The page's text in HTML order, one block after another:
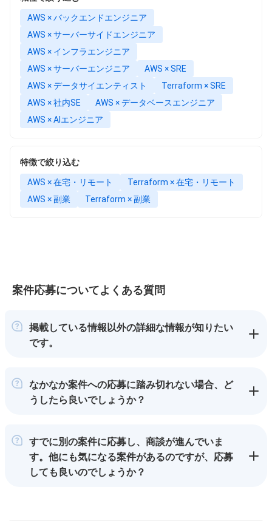
AWS × バックエンドエンジニア
AWS × サーバーサイドエンジニア
AWS × インフラエンジニア
AWS × サーバーエンジニア
AWS × SRE
AWS × データサイエンティスト
Terraform × SRE
AWS × 社内SE
AWS × データベースエンジニア
AWS × AIエンジニア
特徴で絞り込む
AWS × 在宅・リモート
Terraform × 在宅・リモート
AWS × 副業
Terraform × 副業
案件応募についてよくある質問
掲載している情報以外の詳細な情報が知りたい
です。
なかなか案件への応募に踏み切れない場合、ど
うしたら良いでしょうか？
すでに別の案件に応募し、商談が進んでいま
す。他にも気になる案件があるのですが、応募
しても良いのでしょうか？